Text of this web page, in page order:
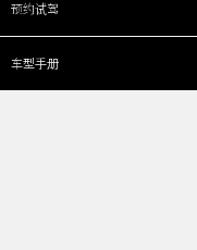
预约试驾
车型手册